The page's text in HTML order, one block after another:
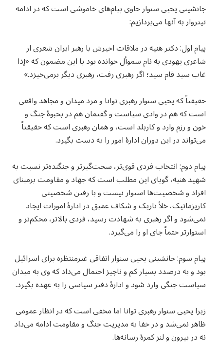
جانشینی یحیی سنوار حاوی پیام‌های خاموشی است که در ادامه
تیتروار به آنها می‌پردازیم:
پیام اول: دکتر هنیه در ملاقات اخیرش با رهبر ایران شعری از
شاعری یهودی به نام سموأل خوانده بود با این مضمون که «إذا
غاب سید قام سید؛ اگر رهبری رفت، رهبری دیگر برمی‌خیزد.»
حقیقتاً که یحیی سنوار رهبری توانا و مرد میدان و مجاهد واقعی
است که هم در وادی سیاست و گفتمان هم در بحبوهٔ جنگ و
خون و رزم وارد و کاربلد است، و همان رهبری است که حقیقتاً
می‌تواند در این دوران ادارهٔ امور را به دست بگیرد.
پیام دوم: انتخاب فردی قوی‌تر، سخت‌گیرتر و جنگنده‌تر نسبت به
شهید هنیه، گویای این مطلب است که جهاد و مقاومت برمبنای
افراد و شخصیت‌ها استوار نیست و با رفتن شخصیتی
کاریزماتیک، خلأ تاریک و شکاف عمیق در ادارهٔ امورات ایجاد
نمی‌شود و اگر رهبری به شهادت رسید، فردی بالاتر، محکم‌تر و
استوارتر حتماً جای او را می‌گیرد.
پیام سوم: جانشینی یحیی سنوار اتفاقی غیرمنتظره برای اسرائیل
بود و به درصدد بسیار کم و ناچیز احتمال می‌داد که وی به میدان
سیاست جنگی وارد شود و ادارهٔ دفتر سیاسی را به عهده بگیرد.
زیرا یحیی سنوار رهبری توانا اما مخفی است که در انظار عمومی
ظاهر نمی‌شد و در خفا به مدیریت جنگ و مقاومت ادامه می‌داد
نه در بیرون و لنز کمرهٔ رسانه‌ها.